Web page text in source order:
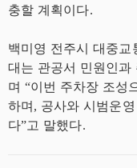
충할 계획이다.
백미영 전주시 대중교
대는 관공서 민원인과
며 “이번 주차장 조성
하며, 공사와 시범운
다”고 말했다.